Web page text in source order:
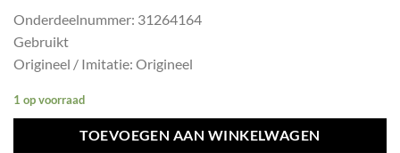
Onderdeelnummer: 31264164
Gebruikt
Origineel / Imitatie: Origineel
1 op voorraad
TOEVOEGEN AAN WINKELWAGEN